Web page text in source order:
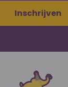
Inschrijven